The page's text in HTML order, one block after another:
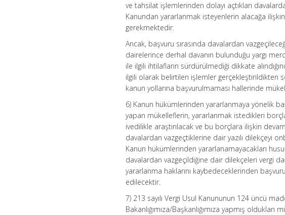
ve tahsilat işlemlerinden dolayı açtıkları
Kanundan yararlanmak isteyenlerin alacağa
gerekmektedir.
Ancak, başvuru sırasında davalardan
dairelerince derhal davanın bulunduğu yargı
ile ilgili ihtilafların sürdürülmediği dikkate
ilgili olarak belirtilen işlemler gerçekleştirildikten
kanun yollarına başvurulmaması hallerinde
6) Kanun hükümlerinden yararlanmaya yönelik
yapan mükelleflerin, yararlanmak istedikleri
ivedilikle araştırılacak ve bu borçlara ilişkin
davalardan vazgeçtiklerine dair yazılı dilekçeyi
Kanun hükümlerinden yararlanamayacakları
davalardan vazgeçildiğine dair dilekçeleri vergi
yararlanma haklarını kaybedeceklerinden
edilecektir.
7) 213 sayılı Vergi Usul Kanununun 124 üncü
Bakanlığımıza/Başkanlığımıza yapmış